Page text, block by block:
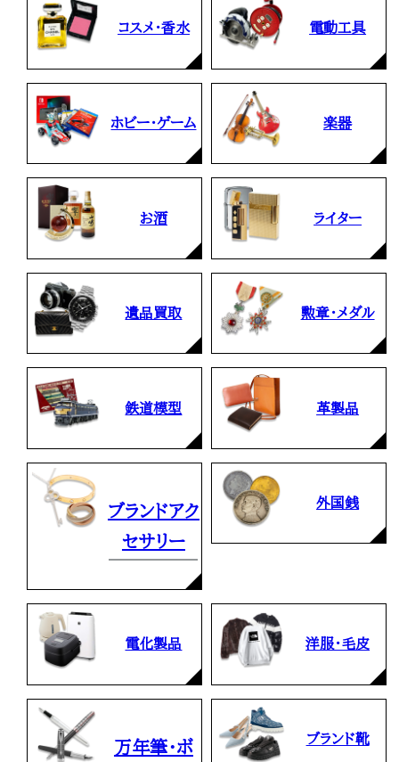
コスメ・香水 電動工具
ホビー・ゲーム 楽器
お酒 ライター
遺品買取 勲章・メダル
鉄道模型 革製品
ブランドアク
セサリー
外国銭
電化製品 洋服・毛皮
万年筆・ボ
ブランド靴